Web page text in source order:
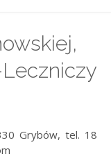
Grybów, tel. 18